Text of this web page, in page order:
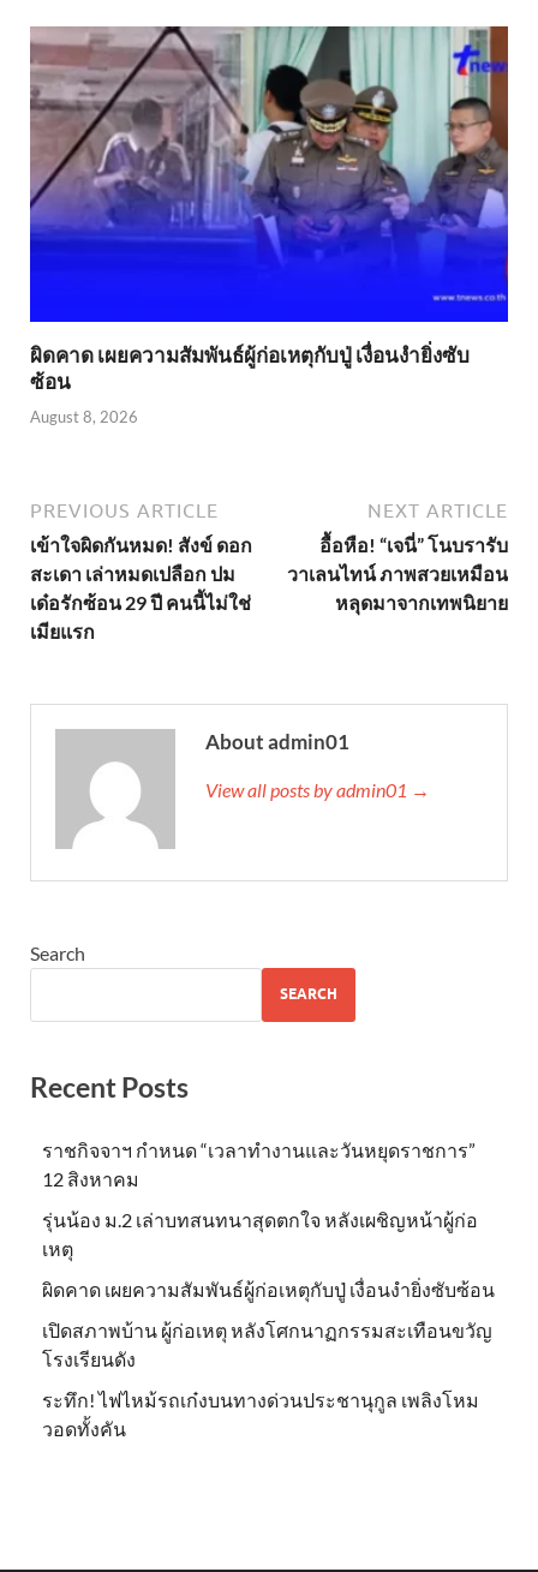
ผิดคาด เผยความสัมพันธ์ผู้ก่อเหตุกับปู่ เงื่อนงำยิ่งซับ
ซ้อน
August 8, 2026
PREVIOUS ARTICLE
เข้าใจผิดกันหมด! สังข์ ดอก
สะเดา เล่าหมดเปลือก ปม
เด๋อรักซ้อน 29 ปี คนนี้ไม่ใช่
เมียแรก
NEXT ARTICLE
อื้อหือ! “เจนี่” โนบรารับ
วาเลนไทน์ ภาพสวยเหมือน
หลุดมาจากเทพนิยาย
About admin01
View all posts by admin01 →
Search
SEARCH
Recent Posts
ราชกิจจาฯ กำหนด “เวลาทำงานและวันหยุดราชการ”
12 สิงหาคม
รุ่นน้อง ม.2 เล่าบทสนทนาสุดตกใจ หลังเผชิญหน้าผู้ก่อ
เหตุ
ผิดคาด เผยความสัมพันธ์ผู้ก่อเหตุกับปู่ เงื่อนงำยิ่งซับซ้อน
เปิดสภาพบ้าน ผู้ก่อเหตุ หลังโศกนาฏกรรมสะเทือนขวัญ
โรงเรียนดัง
ระทึก! ไฟไหม้รถเก๋งบนทางด่วนประชานุกูล เพลิงโหม
วอดทั้งคัน